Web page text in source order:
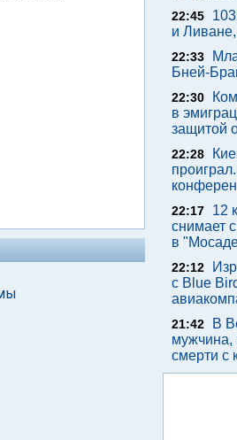
22:45
и
22:33
Бней-
22:30
в
защитой
22:28
22:17
12
снимает
в
22:12
с Blue
21:42
В
мужчина,
смерти с